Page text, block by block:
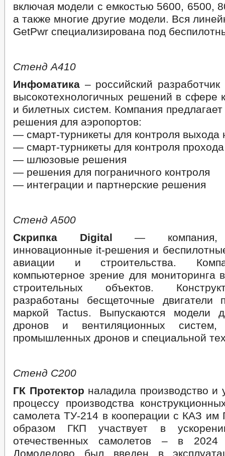
включая модели с емкостью 5600, 6500,
а также многие другие модели. Вся
GetPwr специализирована под
Стенд А410
Инфоматика – российский
высокотехнологичных решений в сфере
и билетных систем. Компания
решения для аэропортов:
— смарт-турникеты для контроля выхода
— смарт-турникеты для контроля
— шлюзовые решения
— решения для пограничного контроля
— интеграции и партнерские решения
Стенд А500
Скрипка Digital — компания,
инновационные it-решения и
авиации и строительства.
компьютерное зрение для мониторинга
строительных объектов.
разработаны бесщеточные двигатели
маркой Tactus. Выпускаются модели
дронов и вентиляционных
промышленных дронов и специальной
Стенд С200
ГК Протектор наладила производство и
процессу производства
самолета ТУ-214 в кооперации с КАЗ им
образом ГКП участвует в
отечественных самолетов – ⁠в
Домодедово был введен в